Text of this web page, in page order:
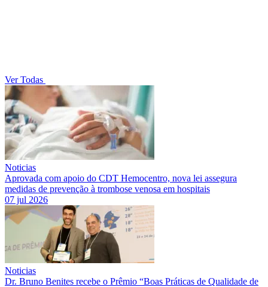
Ver Todas
Noticias
Aprovada com apoio do CDT Hemocentro, nova lei assegura
medidas de prevenção à trombose venosa em hospitais
07 jul 2026
Noticias
Dr. Bruno Benites recebe o Prêmio “Boas Práticas de Qualidade de